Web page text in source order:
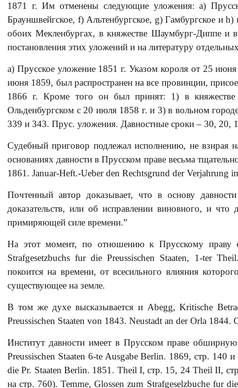
1871 г. Им отменены следующие уложения: а)
Брауншвейгское, f) Альтенбургское, g) Гамбургское и
обоих Мекленбургах, в княжестве Шаумбург-Диппе и
постановления этих уложений и на литературу
а) Прусское уложение 1851 г. Указом короля от 25
июня 1859, был распространен на все провинции,
1866 г. Кроме того он был принят: 1) в
Ольденбургском с 20 июля 1858 г. и 3) в вольном
339 и 343. Прус. уложения. Давностные сроки – 30, 20,
Судебный приговор подлежал исполнению, не взирая
основаниях давности в Прусском праве весьма
1861. Januar-Heft.-Ueber den Rechtsgrund der Verjahrung
Почтенный автор доказывает, что в основу
доказательств, или об исправлении виновного, и
примиряющей силе времени.”
На этот момент, по отношению к Прусскому праву
Strafgesetzbuchs fur die Preussischen Staaten, 1-ter
покоится на времени, от всесильного влияния
существующее на земле.
В том же духе высказывается и Abegg, Kritische
Preussischen Staaten von 1843. Neustadt an der Orla 1844.
Институт давности имеет в Прусском праве
Preussischen Staaten 6-te Ausgabe Berlin. 1869, стр. 140
die Pr. Staaten Berlin. 1851. Theil I, стр. 15, 24 Theil II,
на стр. 760). Temme, Glossen zum Strafgeselzbuche fur